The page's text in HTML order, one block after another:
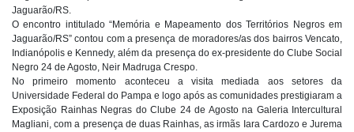
Jaguarão/RS.
O encontro intitulado “Memória e Mapeamento dos Territórios Negros em
Jaguarão/RS” contou com a presença de moradores/as dos bairros Vencato,
Indianópolis e Kennedy, além da presença do ex-presidente do Clube Social
Negro 24 de Agosto, Neir Madruga Crespo.
No primeiro momento aconteceu a visita mediada aos setores da
Universidade Federal do Pampa e logo após as comunidades prestigiaram a
Exposição Rainhas Negras do Clube 24 de Agosto na Galeria Intercultural
Magliani, com a presença de duas Rainhas, as irmãs Iara Cardozo e Jurema